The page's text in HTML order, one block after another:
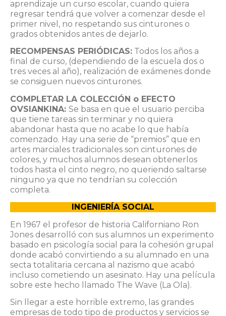
aprendizaje un curso escolar, cuando quiera
regresar tendrá que volver a comenzar desde el
primer nivel, no respetando sus cinturones o
grados obtenidos antes de dejarlo.
RECOMPENSAS PERIÓDICAS: Todos los años a
final de curso, (dependiendo de la escuela dos o
tres veces al año), realización de exámenes donde
se consiguen nuevos cinturones.
COMPLETAR LA COLECCIÓN o EFECTO
OVSIANKINA: Se basa en que el usuario perciba
que tiene tareas sin terminar y no quiera
abandonar hasta que no acabe lo que había
comenzado. Hay una serie de “premios” que en
artes marciales tradicionales son cinturones de
colores, y muchos alumnos desean obtenerlos
todos hasta el cinto negro, no queriendo saltarse
ninguno ya que no tendrían su colección
completa.
INGENIERÍA SOCIAL
En 1967 el profesor de historia Californiano Ron
Jones desarrolló con sus alumnos un experimento
basado en psicología social para la cohesión grupal
donde acabó convirtiendo a su alumnado en una
secta totalitaria cercana al nazismo que acabó
incluso cometiendo un asesinato. Hay una película
sobre este hecho llamado The Wave (La Ola).
Sin llegar a este horrible extremo, las grandes
empresas de todo tipo de productos y servicios se